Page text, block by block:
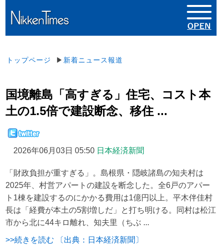
トップページ ▶ 新着ニュース報道
国境離島「高すぎる」住宅、コスト本
土の1.5倍で建設断念、移住 ...
2026年06月03日 05:50 日本経済新聞
「財政負担が重すぎる」。島根県・隠岐諸島の知夫村は
2025年、村営アパートの建設を断念した。全6戸のアパー
ト1棟を建設するのにかかる費用は1億円以上。平木伴佳村
長は「経費が本土の5割増しだ」と打ち明ける。同村は松江
市から北に44キロ離れ、知夫里（ちぶ ...
>>続きを読む 〔出典：日本経済新聞〕